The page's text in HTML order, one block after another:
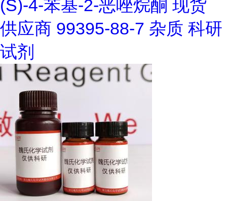
(S)-4-苯基-2-恶唑烷酮 现货
供应商 99395-88-7 杂质 科研
试剂